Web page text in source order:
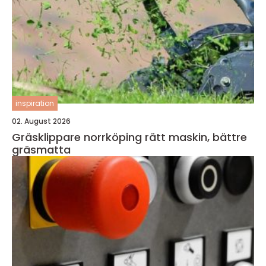
inspiration
02. August 2026
Gräsklippare norrköping rätt maskin, bättre
gräsmatta